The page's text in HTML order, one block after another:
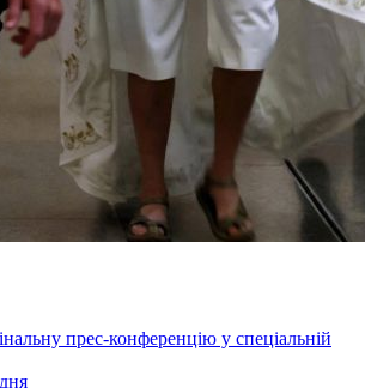
прес-конференцію у спеціальній